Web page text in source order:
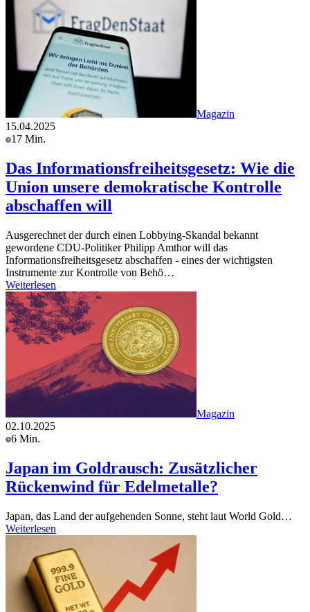
Magazin
15.04.2025
17 Min.
Das Informationsfreiheitsgesetz: Wie die
Union unsere demokratische Kontrolle
abschaffen will
Ausgerechnet der durch einen Lobbying-Skandal bekannt
gewordene CDU-Politiker Philipp Amthor will das
Informationsfreiheitsgesetz abschaffen - eines der wichtigsten
Instrumente zur Kontrolle von Behö…
Weiterlesen
Magazin
02.10.2025
6 Min.
Japan im Goldrausch: Zusätzlicher
Rückenwind für Edelmetalle?
Japan, das Land der aufgehenden Sonne, steht laut World Gold…
Weiterlesen